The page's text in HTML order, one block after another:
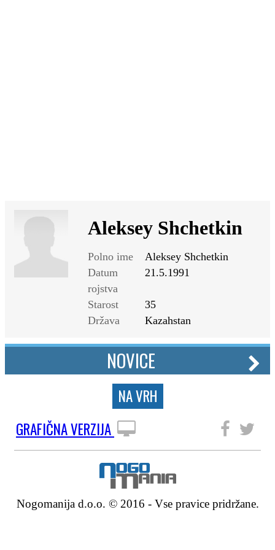
Aleksey Shchetkin
Polno ime
Aleksey Shchetkin
Datum
rojstva
21.5.1991
Starost
35
Država
Kazahstan
NOVICE
NA VRH
GRAFIČNA VERZIJA
Nogomanija d.o.o. © 2016 - Vse pravice pridržane.